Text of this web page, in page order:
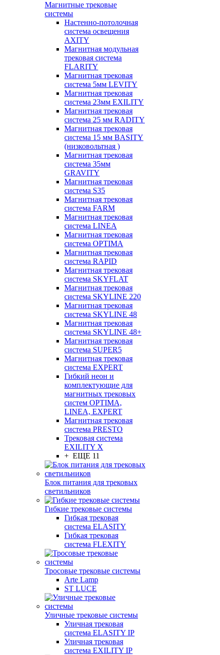
Магнитные трековые
системы
Настенно-потолочная
система освещения
AXITY
Магнитная модульная
трековая система
FLARITY
Магнитная трековая
система 5мм LEVITY
Магнитная трековая
система 23мм EXILITY
Магнитная трековая
система 25 мм RADITY
Магнитная трековая
система 15 мм BASITY
(низковольтная )
Магнитная трековая
система 35мм
GRAVITY
Магнитная трековая
система S35
Магнитная трековая
система FARM
Магнитная трековая
система LINEA
Магнитная трековая
система OPTIMA
Магнитная трековая
система RAPID
Магнитная трековая
система SKYFLAT
Магнитная трековая
система SKYLINE 220
Магнитная трековая
система SKYLINE 48
Магнитная трековая
система SKYLINE 48+
Магнитная трековая
система SUPER5
Магнитная трековая
система EXPERT
Гибкий неон и
комплектующие для
магнитных трековых
систем OPTIMA,
LINEA, EXPERT
Магнитная трековая
система PRESTO
Трековая система
EXILITY X
+ ЕЩЕ 11
Блок питания для трековых
светильников
Гибкие трековые системы
Гибкая трековая
система ELASITY
Гибкая трековая
система FLEXITY
Тросовые трековые системы
Arte Lamp
ST LUCE
Уличные трековые системы
Уличная трековая
система ELASITY IP
Уличная трековая
система EXILITY IP